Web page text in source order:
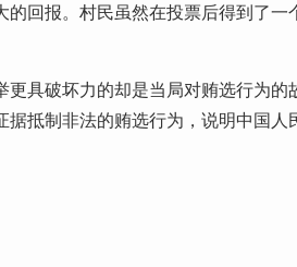
回报。村民虽然在投票后得到了一
具破坏力的却是当局对贿选行为的
抵制非法的贿选行为，说明中国人